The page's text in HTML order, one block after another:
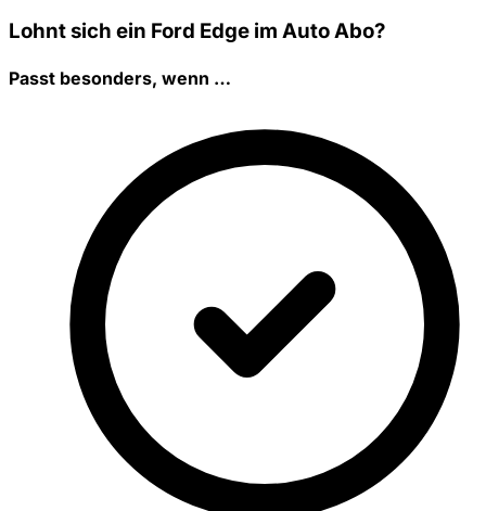
Lohnt sich ein Ford Edge im Auto Abo?
Passt besonders, wenn …